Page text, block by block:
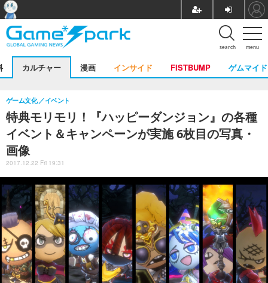
menu
search
カルチャー 漫画 インサイド FISTBUMP ゲムマイド
特典モリモリ！『ハッピーダンジョン』の各種
イベント＆キャンペーンが実施 6枚目の写真・
画像
ゲーム文化 イベント
2017.12.22 Fri 19:31